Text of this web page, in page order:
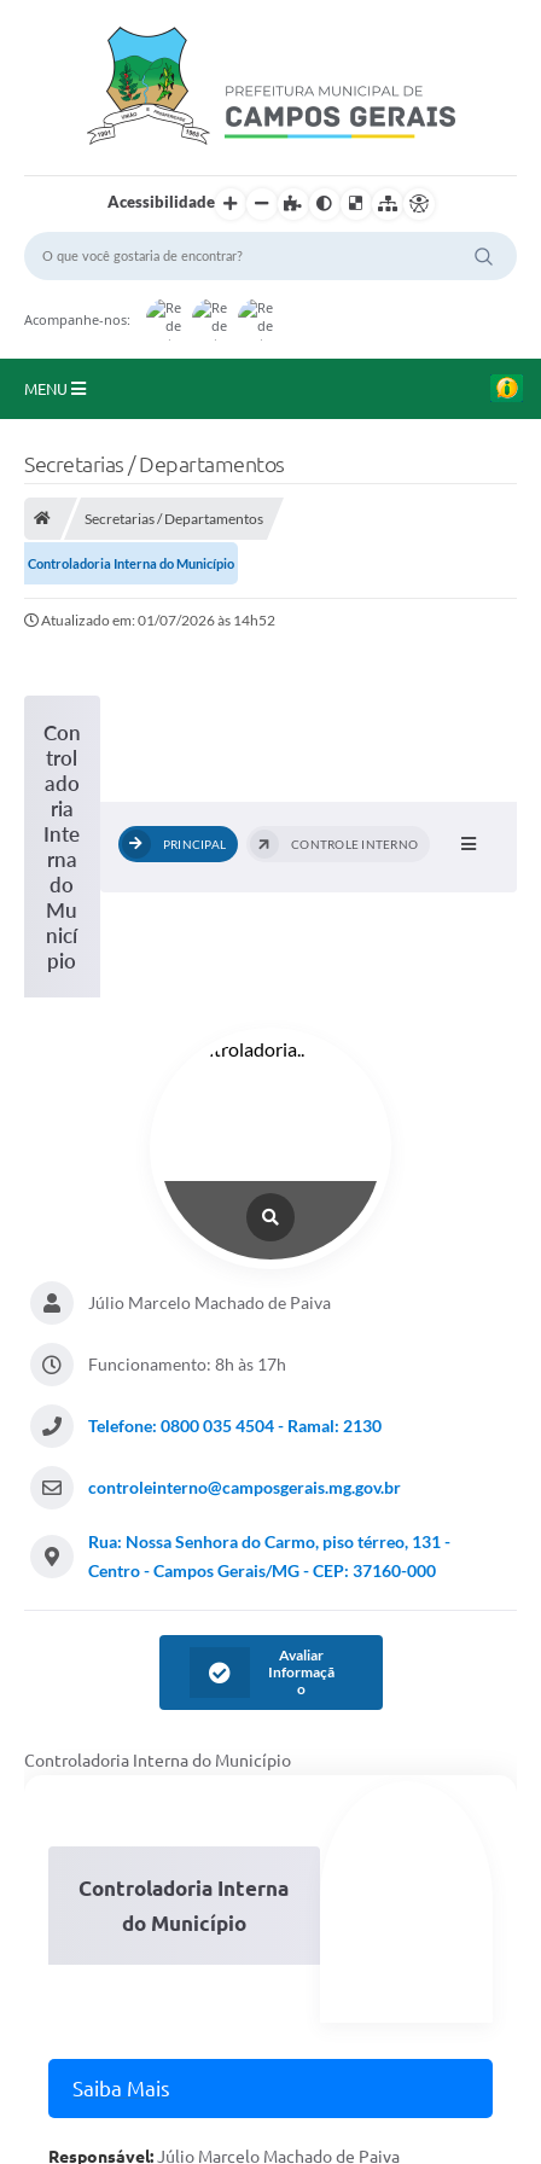
Acessibilidade
Acompanhe-nos:
MENU
Portal da Transparência
Secretarias / Departamentos
Secretarias / Departamentos
Controladoria Interna do Município
Atualizado em: 01/07/2026 às 14h52
Con
trol
ado
ria
Inte
rna
do
Mu
nicí
pio
PRINCIPAL CONTROLE INTERNO
Júlio Marcelo Machado de Paiva
Funcionamento: 8h às 17h
Telefone: 0800 035 4504 - Ramal: 2130
controleinterno@camposgerais.mg.gov.br
Rua: Nossa Senhora do Carmo, piso térreo, 131 -
Centro - Campos Gerais/MG - CEP: 37160-000
Avaliar
Informaçã
o
Controladoria Interna do Município
Controladoria Interna
do Município
Saiba Mais
Responsável:Júlio Marcelo Machado de Paiva